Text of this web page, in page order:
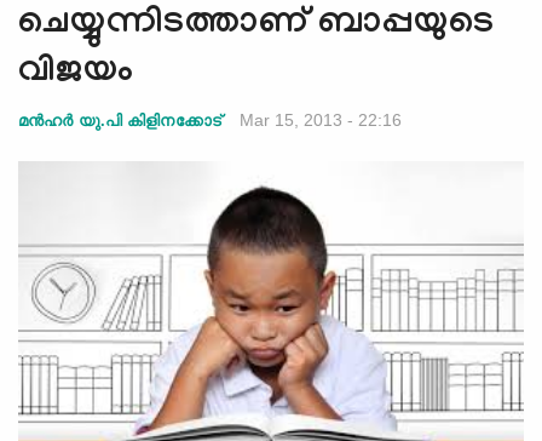
t
i
o
n
ചെയ്യുന്നിടത്താണ് ബാപ്പയുടെ
വിജയം
മന്‍ഹര്‍ യു.പി കിളിനക്കോട് Mar 15, 2013 - 22:16